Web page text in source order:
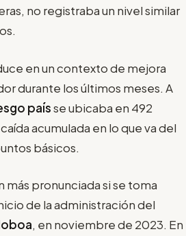
no registraba un nivel similar
en un contexto de mejora
durante los últimos meses. A
paísse ubicaba en 492
acumulada en lo que va del
básicos.
más pronunciada si se toma
de la administración del
, en noviembre de 2023. En